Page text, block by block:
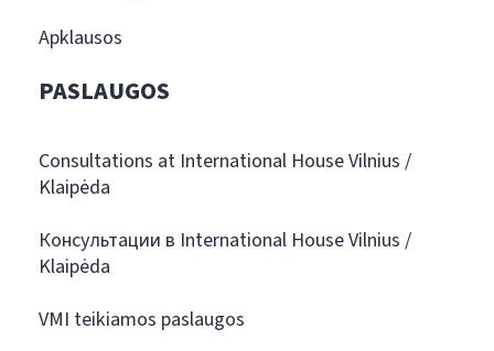
Apklausos
PASLAUGOS
Consultations at International House Vilnius /
Klaipėda
Консультации в International House Vilnius /
Klaipėda
VMI teikiamos paslaugos